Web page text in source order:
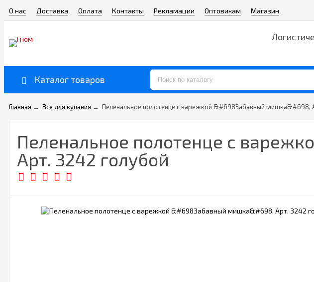
О нас Доставка Оплата Контакты Рекламации Оптовикам Магазин
Каталог товаров
Главная → Все для купания → Пеленальное полотенце с варежкой &#698Забавный мишка&#698,
Пеленальное полотенце с
Арт. 3242 голубой